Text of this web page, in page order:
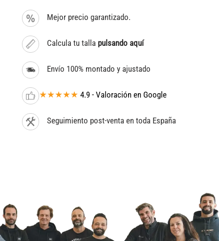
Mejor precio garantizado.
Calcula tu talla pulsando aquí
Envío 100% montado y ajustado
★★★★★ 4.9 - Valoración en Google
Seguimiento post-venta en toda España